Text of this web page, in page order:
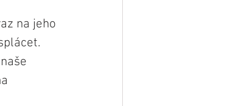
na jeho